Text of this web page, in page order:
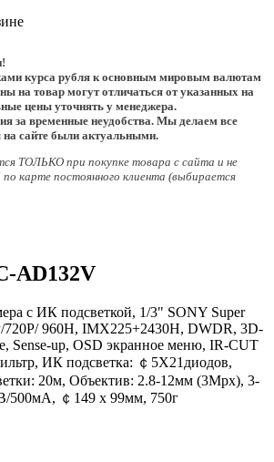
курса рубля к основным мировым валютам
на товар могут отличаться от указанных на
цены уточнять у менеджера.
за временные неудобства. Мы делаем все
сайте были актуальными.
ТОЛЬКО при покупке товара с сайта и не
по карте постоянного клиента (выбирается
с ИК подсветкой, 1/3" SONY Super
720P/ 960H, IMX225+2430H, DWDR, 3D-
Sense-up, OSD экранное меню, IR-CUT
ИК подсветка: ￠5X21диодов,
20м, Объектив: 2.8-12мм (3Mpx), 3-
500мА, ￠149 x 99мм, 750г